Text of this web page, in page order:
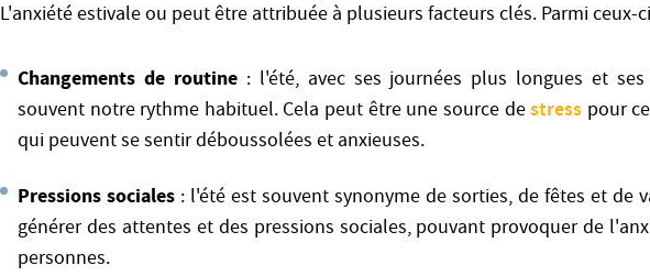
L'anxiété estivale ou peut être attribuée à plusieurs facteurs clés. Parmi ceux-
Changements de routine: l'été, avec ses journées plus longues et ses
souvent notre rythme habituel. Cela peut être une source destress pour
qui peuvent se sentir déboussolées et anxieuses.
Pressions sociales : l'été est souvent synonyme de sorties, de fêtes et de
générer des attentes et des pressions sociales, pouvant provoquer de
personnes.